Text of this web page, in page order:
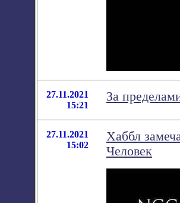
27.11.2021
15:21
За
27.11.2021
15:02
Хаббл
Человек